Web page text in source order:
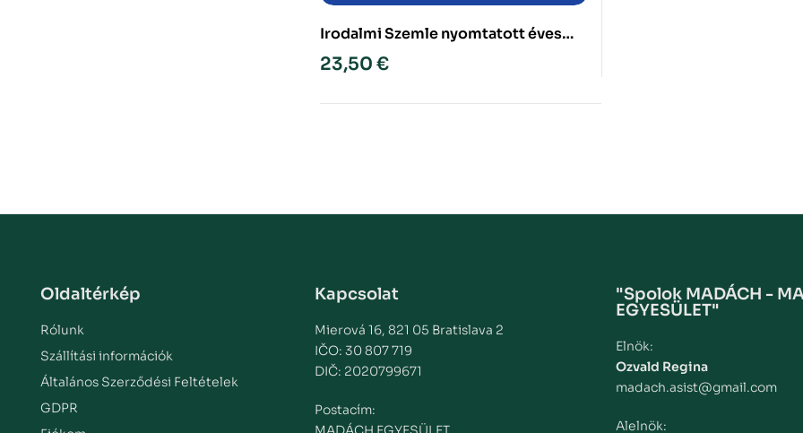
Irodalmi Szemle nyomtatott éves
előfizetés
23,50 €
Oldaltérkép
Rólunk
Szállítási információk
Általános Szerződési Feltételek
GDPR
Kapcsolat
Mierová 16, 821 05 Bratislava 2
IČO: 30 807 719
DIČ: 2020799671
Postacím:
"Spolok MADÁCH -
EGYESÜLET"
Elnök:
Ozvald Regina
madach.asist@gmail.com
Alelnök: